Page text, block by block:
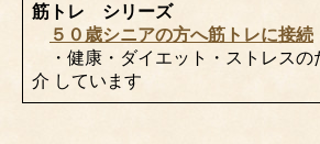
筋トレ シリーズ
５０歳シニアの方へ筋トレに接続
・健康・ダイエット・ストレスの
介 しています